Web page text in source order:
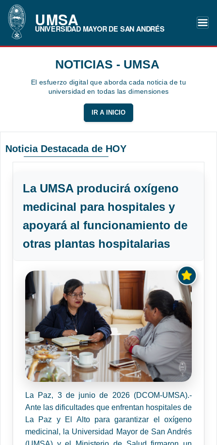
UMSA
UNIVERSIDAD MAYOR DE SAN ANDRÉS
NOTICIAS - UMSA
El esfuerzo digital que aborda cada noticia de tu
universidad en todas las dimensiones
IR A INICIO
Noticia Destacada de HOY
La UMSA producirá oxígeno
medicinal para hospitales y
apoyará al funcionamiento de
otras plantas hospitalarias
La Paz, 3 de junio de 2026 (DCOM-UMSA).-
Ante las dificultades que enfrentan hospitales de
La Paz y El Alto para garantizar el oxígeno
medicinal, la Universidad Mayor de San Andrés